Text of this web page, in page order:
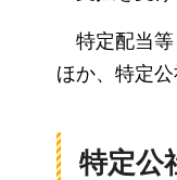
特定配当
ほか、特定
特定公